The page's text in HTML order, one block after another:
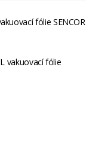
fólie SENCOR